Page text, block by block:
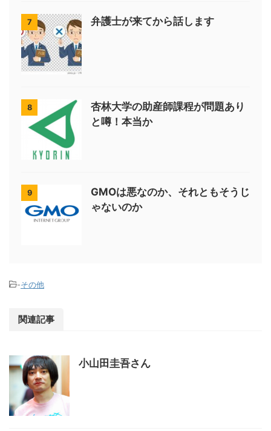
7 弁護士が来てから話します
8
杏林大学の助産師課程が問題あり
と噂！本当か
9
GMOは悪なのか、それともそうじ
ゃないのか
-その他
関連記事
小山田圭吾さん